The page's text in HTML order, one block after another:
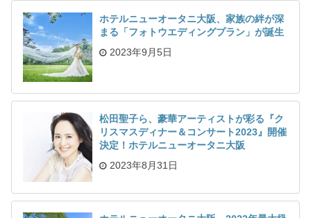
ホテルニューオータニ大阪、家族の絆が深
まる「フォトウエディングプラン」が誕生
2023年9月5日
松田聖子ら、豪華アーティストが彩る『ク
リスマスディナー＆コンサート2023』開催
決定！ホテルニューオータニ大阪
2023年8月31日